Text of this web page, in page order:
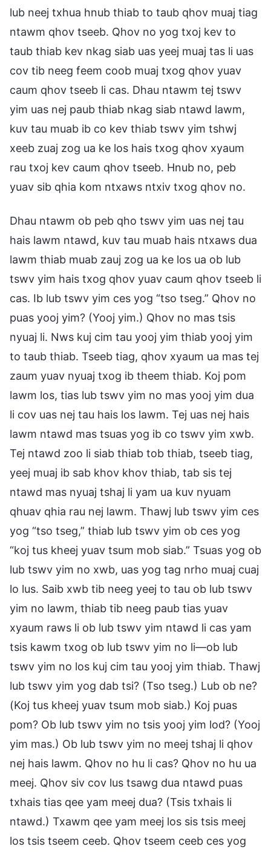
lub neej txhua hnub thiab to taub qhov muaj tiag
ntawm qhov tseeb. Qhov no yog txoj kev to
taub thiab kev nkag siab uas yeej muaj tas li uas
cov tib neeg feem coob muaj txog qhov yuav
caum qhov tseeb li cas. Dhau ntawm tej tswv
yim uas nej paub thiab nkag siab ntawd lawm,
kuv tau muab ib co kev thiab tswv yim tshwj
xeeb zuaj zog ua ke los hais txog qhov xyaum
rau txoj kev caum qhov tseeb. Hnub no, peb
yuav sib qhia kom ntxaws ntxiv txog qhov no.
Dhau ntawm ob peb qho tswv yim uas nej tau
hais lawm ntawd, kuv tau muab hais ntxaws dua
lawm thiab muab zauj zog ua ke los ua ob lub
tswv yim hais txog qhov yuav caum qhov tseeb li
cas. Ib lub tswv yim ces yog “tso tseg.” Qhov no
puas yooj yim? (Yooj yim.) Qhov no mas tsis
nyuaj li. Nws kuj cim tau yooj yim thiab yooj yim
to taub thiab. Tseeb tiag, qhov xyaum ua mas tej
zaum yuav nyuaj txog ib theem thiab. Koj pom
lawm los, tias lub tswv yim no mas yooj yim dua
li cov uas nej tau hais los lawm. Tej uas nej hais
lawm ntawd mas tsuas yog ib co tswv yim xwb.
Tej ntawd zoo li siab thiab tob thiab, tseeb tiag,
yeej muaj ib sab khov khov thiab, tab sis tej
ntawd mas nyuaj tshaj li yam ua kuv nyuam
qhuav qhia rau nej lawm. Thawj lub tswv yim ces
yog “tso tseg,” thiab lub tswv yim ob ces yog
“koj tus kheej yuav tsum mob siab.” Tsuas yog ob
lub tswv yim no xwb, uas yog tag nrho muaj cuaj
lo lus. Saib xwb tib neeg yeej to tau ob lub tswv
yim no lawm, thiab tib neeg paub tias yuav
xyaum raws li ob lub tswv yim ntawd li cas yam
tsis kawm txog ob lub tswv yim no li—ob lub
tswv yim no los kuj cim tau yooj yim thiab. Thawj
lub tswv yim yog dab tsi? (Tso tseg.) Lub ob ne?
(Koj tus kheej yuav tsum mob siab.) Koj puas
pom? Ob lub tswv yim no tsis yooj yim lod? (Yooj
yim mas.) Ob lub tswv yim no meej tshaj li qhov
nej hais lawm. Qhov no hu li cas? Qhov no hu ua
meej. Qhov siv cov lus tsawg dua ntawd puas
txhais tias qee yam meej dua? (Tsis txhais li
ntawd.) Txawm qee yam meej los sis tsis meej
los tsis tseem ceeb. Qhov tseem ceeb ces yog